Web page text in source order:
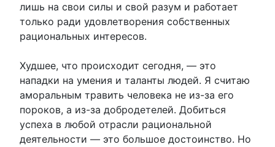
лишь на свои силы и свой разум и работает
только ради удовлетворения собственных
рациональных интересов.
Худшее, что происходит сегодня, — это
нападки на умения и таланты людей. Я считаю
аморальным травить человека не из-за его
пороков, а из-за добродетелей. Добиться
успеха в любой отрасли рациональной
деятельности — это большое достоинство. Но